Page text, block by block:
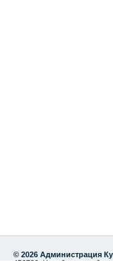
© 2026 Администрация
456730, Челябинская